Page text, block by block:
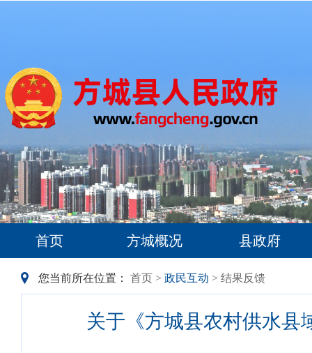
首页 方城概况 县政府
您当前所在位置： 首页 > 政民互动 > 结果反馈
关于《方城县农村供水县